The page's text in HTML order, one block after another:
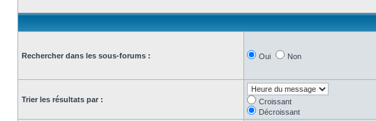
Rechercher dans les sous-forums : Oui Non
Trier les résultats par :
Croissant
Décroissant